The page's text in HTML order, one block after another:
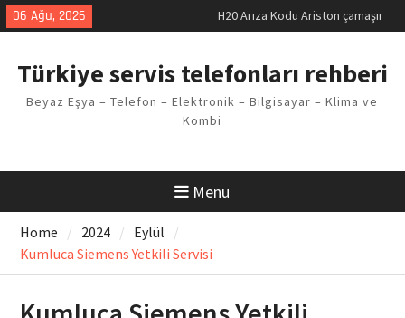
Skip
to
06 Ağu, 2026
H20 Arıza Kodu Ariston çamaşır
makinesi Sorunu
Arçelik buzdolabı F5 Hatası
Vaillant çamaşır makinesi E03
Arıza Kodu
Türkiye servis telefonları rehberi
Beyaz Eşya – Telefon – Elektronik – Bilgisayar – Klima ve
Kombi
Menu
Home 2024
Eylül
Kumluca Siemens Yetkili Servisi